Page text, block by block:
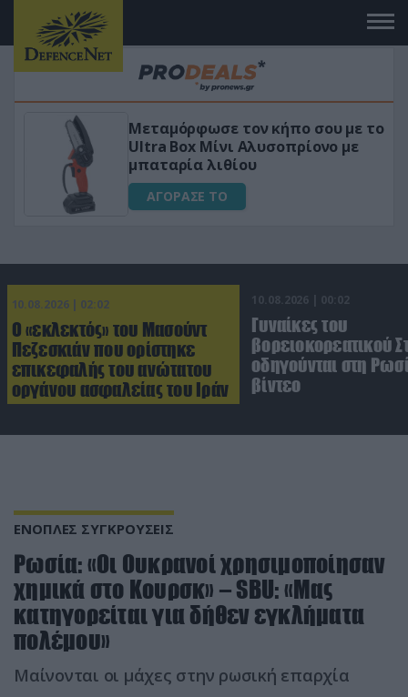
Μεταμόρφωσε τον κήπο σου με το
Ultra Box Μίνι Αλυσοπρίονο με
μπαταρία λιθίου
ΑΓΟΡΑΣΕ ΤΟ
10.08.2026 | 02:02
Ο «εκλεκτός» του Μασούντ
Πεζεσκιάν που ορίστηκε
επικεφαλής του ανώτατου
οργάνου ασφαλείας του Ιράν
10.08.2026 | 00:02
Γυναίκες του
βορειοκορεατικού
οδηγούνται στη
βίντεο
ΕΝΟΠΛΕΣ ΣΥΓΚΡΟΥΣΕΙΣ
Ρωσία: «Οι Ουκρανοί χρησιμοποίησαν
χημικά στο Κουρσκ» – SBU: «Μας
κατηγορείται για δήθεν εγκλήματα
πολέμου»
Μαίνονται οι μάχες στην ρωσική επαρχία